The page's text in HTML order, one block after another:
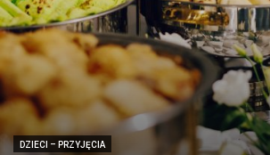
DZIECI – PRZYJĘCIA